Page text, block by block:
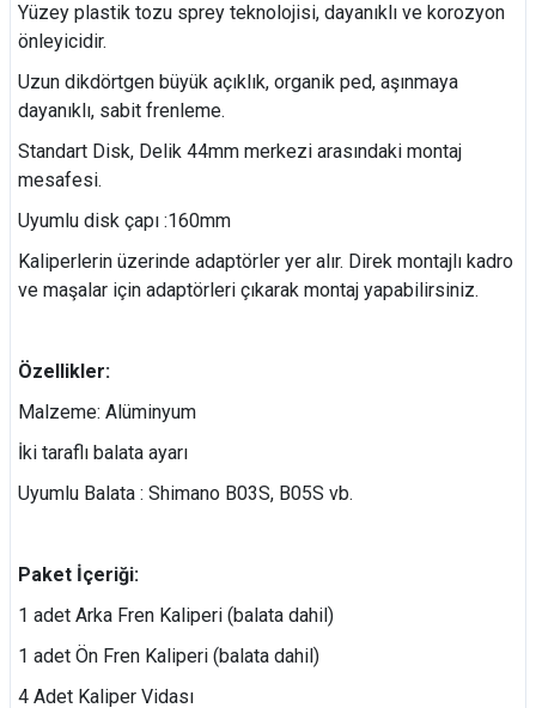
Yüzey plastik tozu sprey teknolojisi, dayanıklı ve korozyon
önleyicidir.
Uzun dikdörtgen büyük açıklık, organik ped, aşınmaya
dayanıklı, sabit frenleme.
Standart Disk, Delik 44mm merkezi arasındaki montaj
mesafesi.
Uyumlu disk çapı :160mm
Kaliperlerin üzerinde adaptörler yer alır. Direk montajlı kadro
ve maşalar için adaptörleri çıkarak montaj yapabilirsiniz.
Özellikler:
Malzeme: Alüminyum
İki taraflı balata ayarı
Uyumlu Balata : Shimano B03S, B05S vb.
Paket İçeriği:
1 adet Arka Fren Kaliperi (balata dahil)
1 adet Ön Fren Kaliperi (balata dahil)
4 Adet Kaliper Vidası